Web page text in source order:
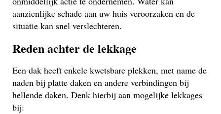
aanzienlijke schade aan uw huis veroorzaken en de
situatie kan snel verslechteren.
Reden achter de lekkage
Een dak heeft enkele kwetsbare plekken, met name de
naden bij platte daken en andere verbindingen bij
hellende daken. Denk hierbij aan mogelijke lekkages
bij: